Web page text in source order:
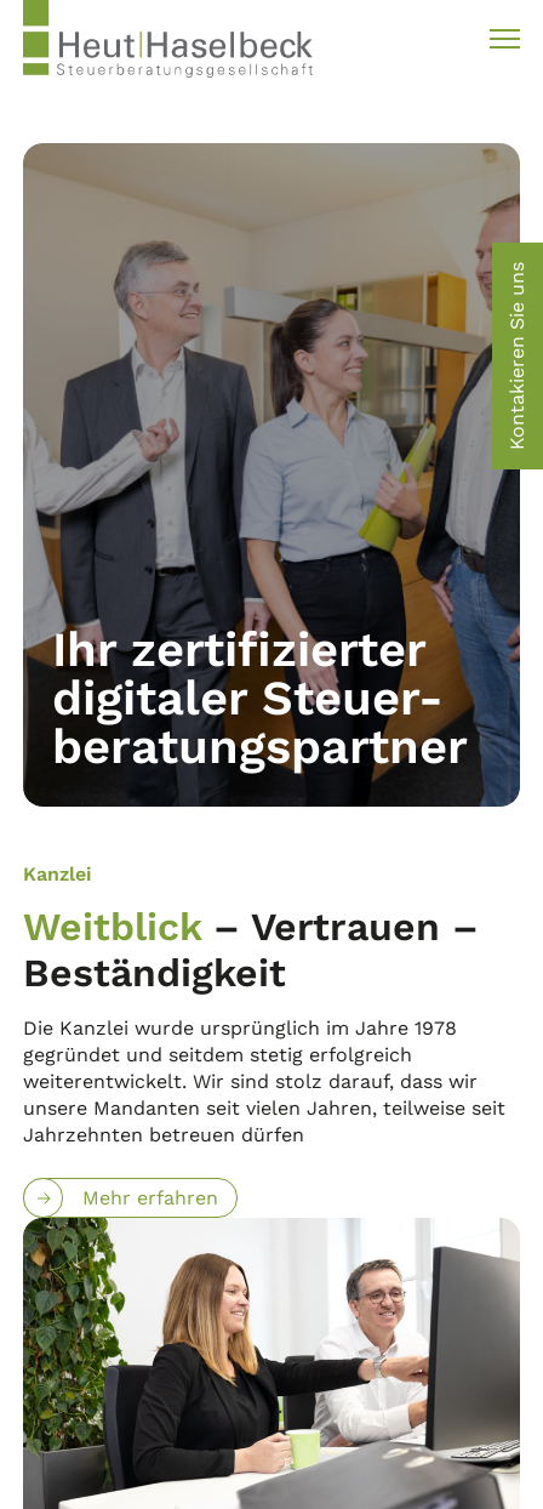
Kontakieren Sie uns
Ihr zertifizierter
digitaler Steuer-
beratungspartner
Kanzlei
Weitblick– Vertrauen –
Beständigkeit
Die Kanzlei wurde ursprünglich im Jahre 1978
gegründet und seitdem stetig erfolgreich
weiterentwickelt. Wir sind stolz darauf, dass wir
unsere Mandanten seit vielen Jahren, teilweise seit
Jahrzehnten betreuen dürfen
Mehr erfahren